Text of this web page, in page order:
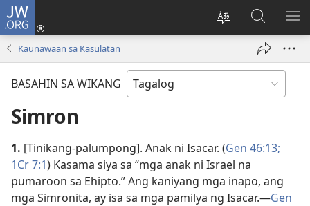
JW.ORG
Baguhin
ng
Mag-
log
bubukas
sa
JW.ORG
Kaunawaan sa Kasulatan
BASAHIN SA WIKANG
Simron
1. [Tinikang-palumpong]. Anak ni Isacar. (Gen 46:13;
1Cr 7:1) Kasama siya sa “mga anak ni Israel na
pumaroon sa Ehipto.” Ang kaniyang mga inapo, ang
mga Simronita, ay isa sa mga pamilya ng Isacar.​—Gen